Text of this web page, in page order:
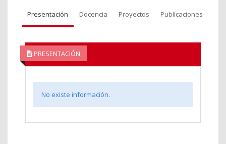
Presentación Docencia Proyectos Publicaciones
PRESENTACIÓN
No existe información.